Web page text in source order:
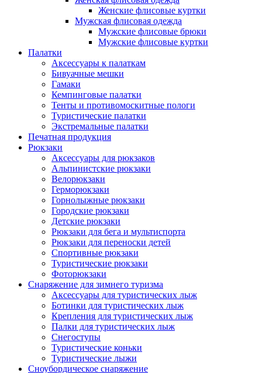
Женские флисовые куртки
Мужская флисовая одежда
Мужские флисовые брюки
Мужские флисовые куртки
Палатки
Аксессуары к палаткам
Бивуачные мешки
Гамаки
Кемпинговые палатки
Тенты и противомоскитные пологи
Туристические палатки
Экстремальные палатки
Печатная продукция
Рюкзаки
Аксессуары для рюкзаков
Альпинистские рюкзаки
Велорюкзаки
Герморюкзаки
Горнолыжные рюкзаки
Городские рюкзаки
Детские рюкзаки
Рюкзаки для бега и мультиспорта
Рюкзаки для переноски детей
Спортивные рюкзаки
Туристические рюкзаки
Фоторюкзаки
Снаряжение для зимнего туризма
Аксессуары для туристических лыж
Ботинки для туристических лыж
Крепления для туристических лыж
Палки для туристических лыж
Снегоступы
Туристические коньки
Туристические лыжи
Сноубордическое снаряжение